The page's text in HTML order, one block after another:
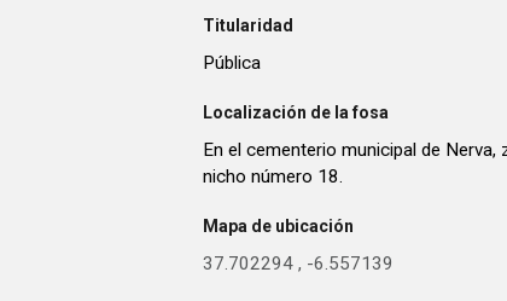
Titularidad
Pública
Localización de la fosa
En el cementerio municipal de Nerva,
nicho número 18.
Mapa de ubicación
37.702294 , -6.557139